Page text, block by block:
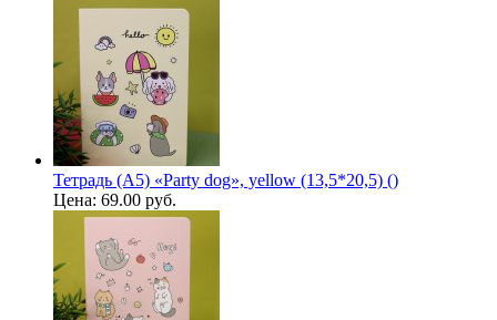
Тетрадь (A5) «Party dog», yellow (13,5*20,5) ()
Цена: 69.00 руб.